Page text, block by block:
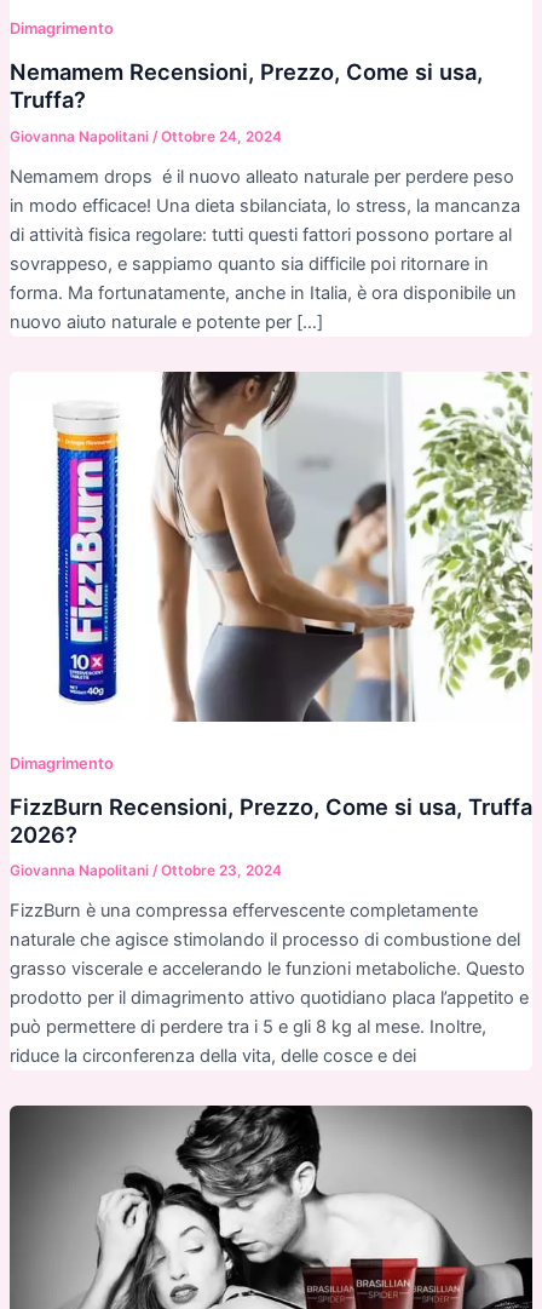
Dimagrimento
Nemamem Recensioni, Prezzo, Come si usa,
Truffa?
Giovanna Napolitani /Ottobre 24, 2024
Nemamem drops é il nuovo alleato naturale per perdere peso
in modo efficace! Una dieta sbilanciata, lo stress, la mancanza
di attività fisica regolare: tutti questi fattori possono portare al
sovrappeso, e sappiamo quanto sia difficile poi ritornare in
forma. Ma fortunatamente, anche in Italia, è ora disponibile un
nuovo aiuto naturale e potente per […]
Dimagrimento
FizzBurn Recensioni, Prezzo, Come si usa, Truffa
2026?
Giovanna Napolitani /Ottobre 23, 2024
FizzBurn è una compressa effervescente completamente
naturale che agisce stimolando il processo di combustione del
grasso viscerale e accelerando le funzioni metaboliche. Questo
prodotto per il dimagrimento attivo quotidiano placa l’appetito e
può permettere di perdere tra i 5 e gli 8 kg al mese. Inoltre,
riduce la circonferenza della vita, delle cosce e dei